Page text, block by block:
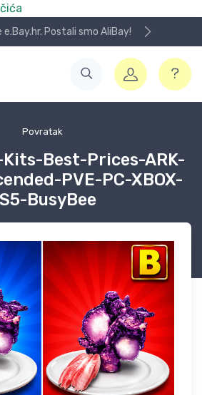
e.Bay.hr. Postali smo AliBay!
Povratak
Best-Prices-ARK-
PVE-PC-XBOX-
BusyBee